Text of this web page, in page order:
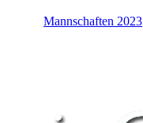
Mannschaften 2023